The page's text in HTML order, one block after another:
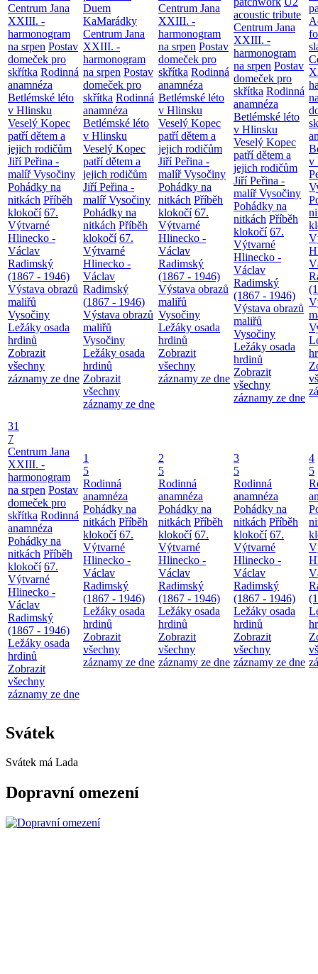
Centrum Jana
XXIII. -
harmonogram
na srpen Postav
domeček pro
skřítka Rodinná
anamnéza
Betlémské léto
v Hlinsku
Veselý Kopec
patří dětem a
jejich rodičům
Jiří Peřina -
malíř Vysočiny
Pohádky na
nitkách Příběh
klokočí 67.
Výtvarné
Hlinecko -
Václav
Radimský
(1867 - 1946)
Výstava obrazů
maliřů
Vysočiny
Ležáky osada
hrdinů
Zobrazit
všechny
záznamy ze dne
Duem
KaMarádky
Centrum Jana
XXIII. -
harmonogram
na srpen Postav
domeček pro
skřítka Rodinná
anamnéza
Betlémské léto
v Hlinsku
Veselý Kopec
patří dětem a
jejich rodičům
Jiří Peřina -
malíř Vysočiny
Pohádky na
nitkách Příběh
klokočí 67.
Výtvarné
Hlinecko -
Václav
Radimský
(1867 - 1946)
Výstava obrazů
maliřů
Vysočiny
Ležáky osada
hrdinů
Zobrazit
všechny
záznamy ze dne
Centrum Jana
XXIII. -
harmonogram
na srpen Postav
domeček pro
skřítka Rodinná
anamnéza
Betlémské léto
v Hlinsku
Veselý Kopec
patří dětem a
jejich rodičům
Jiří Peřina -
malíř Vysočiny
Pohádky na
nitkách Příběh
klokočí 67.
Výtvarné
Hlinecko -
Václav
Radimský
(1867 - 1946)
Výstava obrazů
maliřů
Vysočiny
Ležáky osada
hrdinů
Zobrazit
všechny
záznamy ze dne
acoustic tribute
Centrum Jana
XXIII. -
harmonogram
na srpen Postav
domeček pro
skřítka Rodinná
anamnéza
Betlémské léto
v Hlinsku
Veselý Kopec
patří dětem a
jejich rodičům
Jiří Peřina -
malíř Vysočiny
Pohádky na
nitkách Příběh
klokočí 67.
Výtvarné
Hlinecko -
Václav
Radimský
(1867 - 1946)
Výstava obrazů
maliřů
Vysočiny
Ležáky osada
hrdinů
Zobrazit
všechny
záznamy ze dne
v
31
7
Centrum Jana
XXIII. -
harmonogram
na srpen Postav
domeček pro
skřítka Rodinná
anamnéza
Pohádky na
nitkách Příběh
klokočí 67.
Výtvarné
Hlinecko -
Václav
Radimský
(1867 - 1946)
Ležáky osada
hrdinů
Zobrazit
všechny
záznamy ze dne
1
5
Rodinná
anamnéza
Pohádky na
nitkách Příběh
klokočí 67.
Výtvarné
Hlinecko -
Václav
Radimský
(1867 - 1946)
Ležáky osada
hrdinů
Zobrazit
všechny
záznamy ze dne
2
5
Rodinná
anamnéza
Pohádky na
nitkách Příběh
klokočí 67.
Výtvarné
Hlinecko -
Václav
Radimský
(1867 - 1946)
Ležáky osada
hrdinů
Zobrazit
všechny
záznamy ze dne
3
5
Rodinná
anamnéza
Pohádky na
nitkách Příběh
klokočí 67.
Výtvarné
Hlinecko -
Václav
Radimský
(1867 - 1946)
Ležáky osada
hrdinů
Zobrazit
všechny
záznamy ze dne
4
5
Svátek
Svátek má Lada
Dopravní omezení